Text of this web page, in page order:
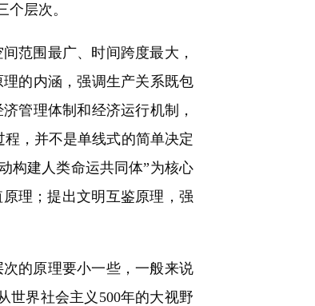
层次。
围最广、时间跨度最大，
的内涵，强调生产关系既包
管理体制和经济运行机制，
，并不是单线式的简单决定
构建人类命运共同体”为核心
理；提出文明互鉴原理，强
的原理要小一些，一般来说
世界社会主义500年的大视野